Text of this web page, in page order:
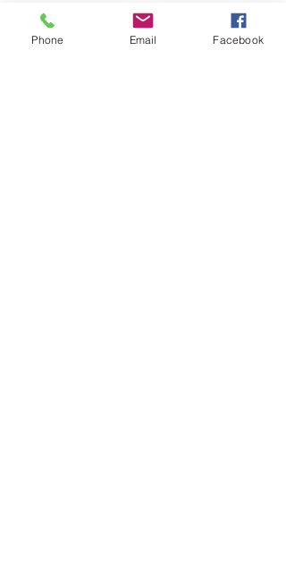
Phone Email Facebook